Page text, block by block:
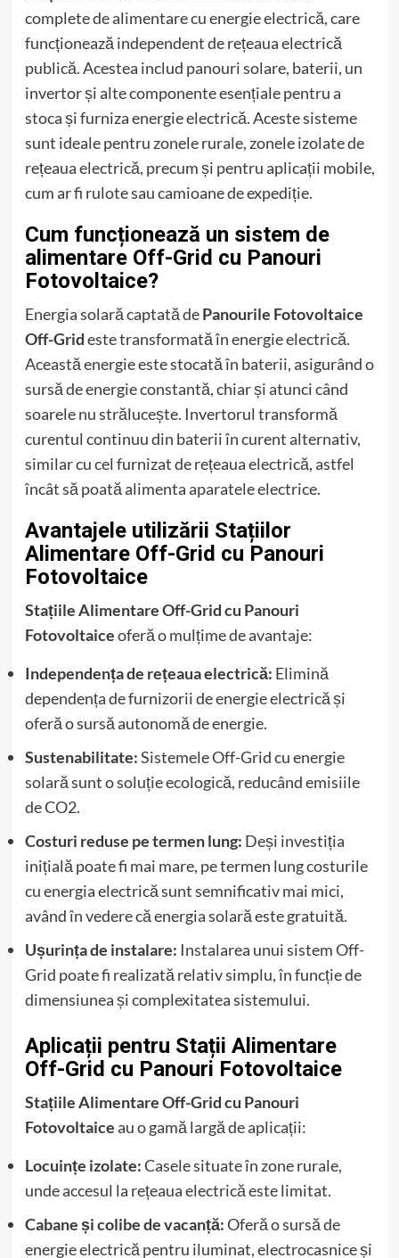
complete de alimentare cu energie electrică, care
funcționează independent de rețeaua electrică
publică. Acestea includ panouri solare, baterii, un
invertor și alte componente esențiale pentru a
stoca și furniza energie electrică. Aceste sisteme
sunt ideale pentru zonele rurale, zonele izolate de
rețeaua electrică, precum și pentru aplicații mobile,
cum ar fi rulote sau camioane de expediție.
Cum funcționează un sistem de
alimentare Off-Grid cu Panouri
Fotovoltaice?
Energia solară captată dePanourile Fotovoltaice
Off-Grideste transformată în energie electrică.
Această energie este stocată în baterii, asigurând o
sursă de energie constantă, chiar și atunci când
soarele nu strălucește. Invertorul transformă
curentul continuu din baterii în curent alternativ,
similar cu cel furnizat de rețeaua electrică, astfel
încât să poată alimenta aparatele electrice.
Avantajele utilizării Stațiilor
Alimentare Off-Grid cu Panouri
Fotovoltaice
Stațiile Alimentare Off-Grid cu Panouri
Fotovoltaiceoferă o mulțime de avantaje:
Independența de rețeaua electrică: Elimină
dependența de furnizorii de energie electrică și
oferă o sursă autonomă de energie.
Sustenabilitate:Sistemele Off-Grid cu energie
solară sunt o soluție ecologică, reducând emisiile
de CO2.
Costuri reduse pe termen lung: Deși investiția
inițială poate fi mai mare, pe termen lung costurile
cu energia electrică sunt semnificativ mai mici,
având în vedere că energia solară este gratuită.
Ușurința de instalare: Instalarea unui sistem Off-
Grid poate fi realizată relativ simplu, în funcție de
dimensiunea și complexitatea sistemului.
Aplicații pentru Stații Alimentare
Off-Grid cu Panouri Fotovoltaice
Stațiile Alimentare Off-Grid cu Panouri
Fotovoltaiceau o gamă largă de aplicații:
Locuințe izolate:Casele situate în zone rurale,
unde accesul la rețeaua electrică este limitat.
Cabane și colibe de vacanță:Oferă o sursă de
energie electrică pentru iluminat, electrocasnice și